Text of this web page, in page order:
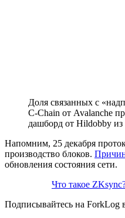
Доля связанных с
C-Chain от Avalanche
дашборд от Hildobby
Напомним, 25 декабря
производство блоков.
обновления состояния сети.
Что такое
Подписывайтесь на ForkLog